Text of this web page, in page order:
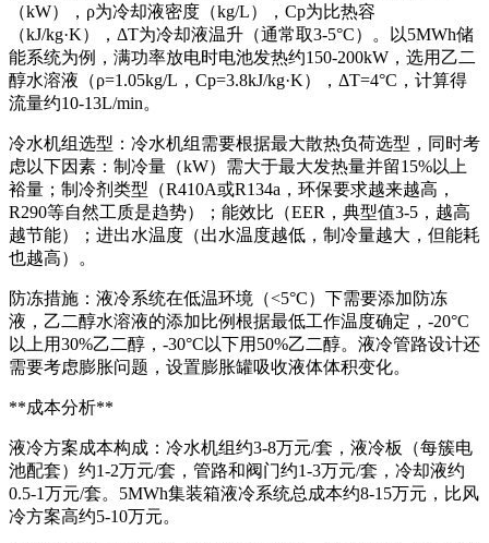
（kW），ρ为冷却液密度（kg/L），Cp为比热容
（kJ/kg·K），ΔT为冷却液温升（通常取3-5°C）。以5MWh储
能系统为例，满功率放电时电池发热约150-200kW，选用乙二
醇水溶液（ρ=1.05kg/L，Cp=3.8kJ/kg·K），ΔT=4°C，计算得
流量约10-13L/min。
冷水机组选型：冷水机组需要根据最大散热负荷选型，同时考
虑以下因素：制冷量（kW）需大于最大发热量并留15%以上
裕量；制冷剂类型（R410A或R134a，环保要求越来越高，
R290等自然工质是趋势）；能效比（EER，典型值3-5，越高
越节能）；进出水温度（出水温度越低，制冷量越大，但能耗
也越高）。
防冻措施：液冷系统在低温环境（<5°C）下需要添加防冻
液，乙二醇水溶液的添加比例根据最低工作温度确定，-20°C
以上用30%乙二醇，-30°C以下用50%乙二醇。液冷管路设计还
需要考虑膨胀问题，设置膨胀罐吸收液体体积变化。
**成本分析**
液冷方案成本构成：冷水机组约3-8万元/套，液冷板（每簇电
池配套）约1-2万元/套，管路和阀门约1-3万元/套，冷却液约
0.5-1万元/套。5MWh集装箱液冷系统总成本约8-15万元，比风
冷方案高约5-10万元。